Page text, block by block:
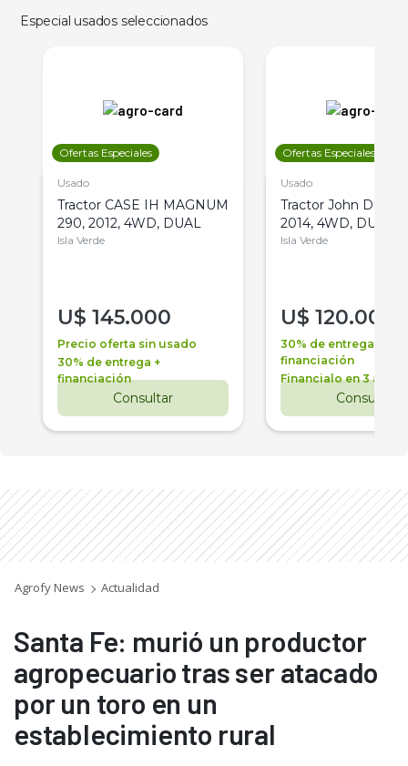
Especial usados seleccionados
Ofertas Especiales
Usado
Tractor CASE IH MAGNUM
290, 2012, 4WD, DUAL
Isla Verde
U$ 145.000
Precio oferta sin usado
30% de entrega +
financiación
Consultar
Ofertas Especiales
Usado
Tractor John Deere
2014, 4WD, DUAL
Isla Verde
U$ 120.000
30% de entrega +
financiación
Financialo en 3 años
Consultar
Agrofy News Actualidad
Santa Fe: murió un productor
agropecuario tras ser atacado
por un toro en un
establecimiento rural